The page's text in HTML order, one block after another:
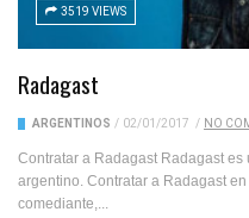
3519 VIEWS
Radagast
ARGENTINOS / 02/01/2017 / NO
Contratar a Radagast Radagast
argentino. Contratar a Radagast
comediante,...